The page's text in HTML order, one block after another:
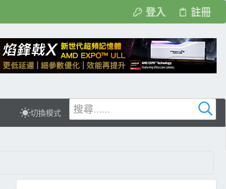
登入 註冊
切換模式